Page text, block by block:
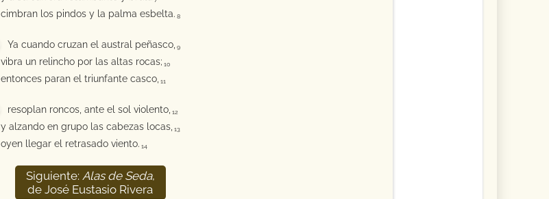
cimbran los pindos y la palma esbelta. 8
Ya cuando cruzan el austral peñasco, 9
vibra un relincho por las altas rocas; 10
entonces paran el triunfante casco, 11
resoplan roncos, ante el sol violento, 12
y alzando en grupo las cabezas locas, 13
oyen llegar el retrasado viento. 14
Siguiente: Alas de Seda,
de José Eustasio Rivera